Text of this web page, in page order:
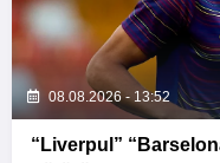
08.08.2026 - 13:52
“Liverpul”